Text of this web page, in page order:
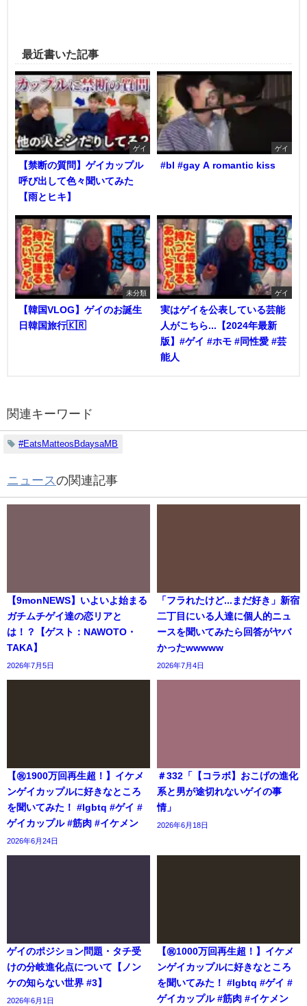
最近書いた記事
ゲイ
【禁断の質問】ゲイカップル
呼び出して色々聞いてみた
【雨とヒキ】
ゲイ
#bl #gay A romantic kiss
未分類
【韓国VLOG】ゲイのお誕生
日韓国旅行🇰🇷
ゲイ
実はゲイを公表している芸能
人がこちら...【2024年最新
版】#ゲイ #ホモ #同性愛 #芸
能人
関連キーワード
#EatsMatteosBdaysaMB
ニュースの関連記事
【9monNEWS】いよいよ始まる
ガチムチゲイ達の恋リアと
は！？【ゲスト：NAWOTO・
TAKA】
2026年7月5日
「フラれたけど...まだ好き」新宿
二丁目にいる人達に個人的ニュ
ースを聞いてみたら回答がヤバ
かったwwwww
2026年7月4日
【㊗️1900万回再生超！】イケメ
ンゲイカップルに好きなところ
を聞いてみた！ #lgbtq #ゲイ #
ゲイカップル #筋肉 #イケメン
2026年6月24日
＃332「【コラボ】おこげの進化
系と男が途切れないゲイの事
情」
2026年6月18日
ゲイのポジション問題・タチ受
けの分岐進化点について【ノン
ケの知らない世界 #3】
2026年6月1日
【㊗️1000万回再生超！】イケメ
ンゲイカップルに好きなところ
を聞いてみた！ #lgbtq #ゲイ #
ゲイカップル #筋肉 #イケメン